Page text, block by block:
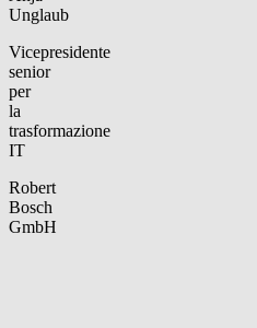
Unglaub
Vicepresidente
senior
per
la
trasformazione
IT
Robert
Bosch
GmbH